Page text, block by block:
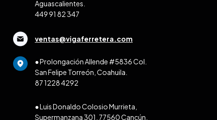
Aguascalientes.
449 91 82 347
ventas@vigaferretera.com
● Prolongación Allende #5836 Col.
San Felipe Torreón, Coahuila.
87 1228 4292
● Luis Donaldo Colosio Murrieta,
Supermanzana 301, 77560 Cancún,